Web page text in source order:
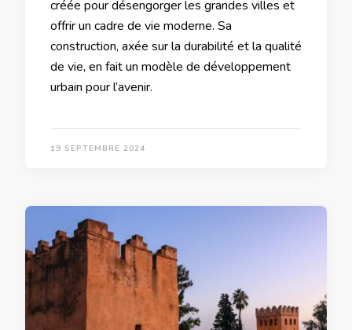
créée pour désengorger les grandes villes et
offrir un cadre de vie moderne. Sa
construction, axée sur la durabilité et la qualité
de vie, en fait un modèle de développement
urbain pour l’avenir.
19 SEPTEMBRE 2024